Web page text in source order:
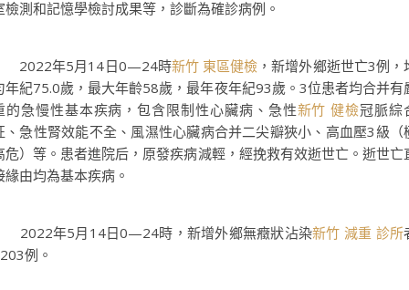
檢測和記憶學檢討成果等，診斷為確診病例。
年5月14日0—24時新竹 東區健檢 ，新增外鄉逝世亡3例，
年紀75.0歲，最大年齡58歲，最年夜年紀93歲。3位患者均合并有
的急慢性基本疾病，包含限制性心臟病、急性新竹 健檢冠脈綜
、急性腎效能不全、風濕性心臟病合并二尖瓣狹小、高血壓3級（
危）等。患者進院后，原發疾病減輕，經挽救有效逝世亡。逝世亡
緣由均為基本疾病。
年5月14日0—24時，新增外鄉無癥狀沾染新竹 減重 診所
例。